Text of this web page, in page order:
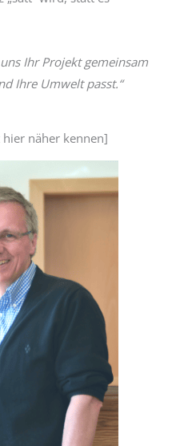
Ihr Projekt gemeinsam
Ihre Umwelt passt.“
näher kennen]